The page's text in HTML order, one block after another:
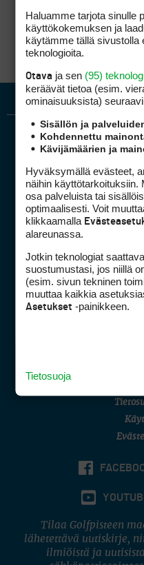
DSA
(digi)
Tilaa Golfpisteen
lähetettävä uutiskirje,
ilmiöistä ja
Haluamme tarjota sinulle
käyttökokemuksen ja
käytämme tällä sivustolla
teknologioita.
Otava ja sen (95)
keräävät tietoa (esim.
ominaisuuk­sista)
Sisällön ja
Kohdennettu
Kävijämäärien ja
Hyväksymällä evästeet,
näihin
osa palveluista tai
optimaalisesti. Voit
klikkaamalla
alareunassa.
Jotkin teknologiat
suostumustasi, jos niillä
(esim. sivun tekninen
muuttaa kaikkia
Asetukset -painikkeen.
Tietosuoja